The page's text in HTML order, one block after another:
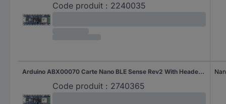
Code produit : 2240035
Arduino ABX00070 Carte Nano BLE Sense Rev2 With Headers Nano ARM® Cortex®-M4
Code produit : 2740365